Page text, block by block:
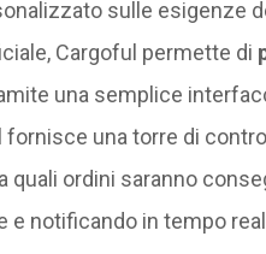
sulle esigenze
Cargoful permette di
una semplice
fornisce una torre di
ordini saranno
notificando in tempo